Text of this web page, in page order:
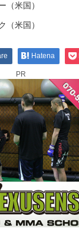
（米国）
（米国）
Hatena
PR